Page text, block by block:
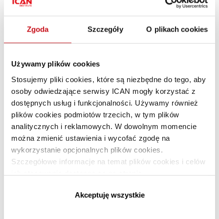
Zgoda Szczegóły O plikach cookies
Używamy plików cookies
Stosujemy pliki cookies, które są niezbędne do tego, aby
osoby odwiedzające serwisy ICAN mogły korzystać z
dostępnych usług i funkcjonalności. Używamy również
plików cookies podmiotów trzecich, w tym plików
analitycznych i reklamowych. W dowolnym momencie
można zmienić ustawienia i wycofać zgodę na
wykorzystanie opcjonalnych plików cookies.
Szczegółowe informacje na temat plików cookies i celów
ich stosowania dostępne są na stronie
Akceptuję wszystkie
TECHNOLOGIE MOBILNE
Paulina Grzęda
Z raportu infuture hatalska foresight institute
niezwykle interesujący portret pracownika żyjącego